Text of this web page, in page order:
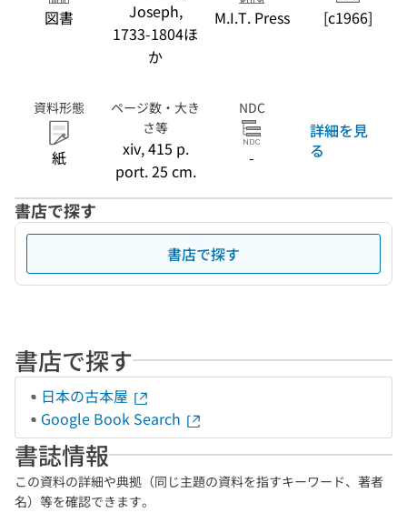
図書
Joseph,
1733-1804ほ
か
M.I.T. Press [c1966]
資料形態
紙
ページ数・大き
さ等
xiv, 415 p.
port. 25 cm.
NDC
-
詳細を見
る
書店で探す
書店で探す
書店で探す
日本の古本屋
Google Book Search
書誌情報
この資料の詳細や典拠（同じ主題の資料を指すキーワード、著者
名）等を確認できます。